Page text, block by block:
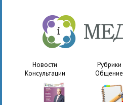
Новости Рубрики
Консультации
Общение